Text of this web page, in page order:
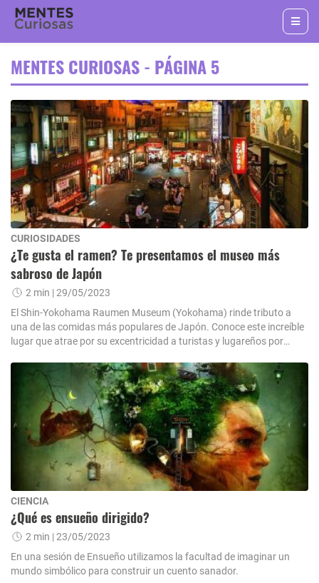
MENTES CURIOSAS - PÁGINA 5
CURIOSIDADES
¿Te gusta el ramen? Te presentamos el museo más
sabroso de Japón
2 min | 29/05/2023
El Shin-Yokohama Raumen Museum (Yokohama) rinde tributo a
una de las comidas más populares de Japón. Conoce este increíble
lugar que atrae por su excentricidad a turistas y lugareños por
CIENCIA
¿Qué es ensueño dirigido?
2 min | 23/05/2023
En una sesión de Ensueño utilizamos la facultad de imaginar un
mundo simbólico para construir un cuento sanador.